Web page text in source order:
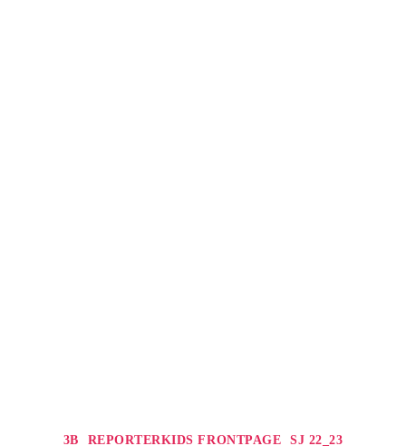
Kategorien
3B REPORTERKIDS FRONTPAGE SJ 22_23